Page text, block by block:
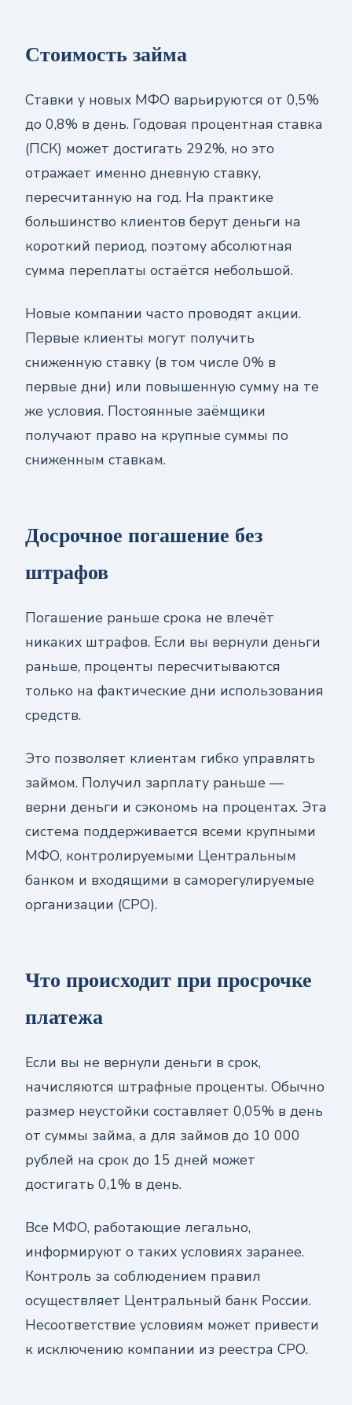
Стоимость займа
Ставки у новых МФО варьируются от 0,5%
до 0,8% в день. Годовая процентная ставка
(ПСК) может достигать 292%, но это
отражает именно дневную ставку,
пересчитанную на год. На практике
большинство клиентов берут деньги на
короткий период, поэтому абсолютная
сумма переплаты остаётся небольшой.
Новые компании часто проводят акции.
Первые клиенты могут получить
сниженную ставку (в том числе 0% в
первые дни) или повышенную сумму на те
же условия. Постоянные заёмщики
получают право на крупные суммы по
сниженным ставкам.
Досрочное погашение без
штрафов
Погашение раньше срока не влечёт
никаких штрафов. Если вы вернули деньги
раньше, проценты пересчитываются
только на фактические дни использования
средств.
Это позволяет клиентам гибко управлять
займом. Получил зарплату раньше —
верни деньги и сэкономь на процентах. Эта
система поддерживается всеми крупными
МФО, контролируемыми Центральным
банком и входящими в саморегулируемые
организации (СРО).
Что происходит при просрочке
платежа
Если вы не вернули деньги в срок,
начисляются штрафные проценты. Обычно
размер неустойки составляет 0,05% в день
от суммы займа, а для займов до 10 000
рублей на срок до 15 дней может
достигать 0,1% в день.
Все МФО, работающие легально,
информируют о таких условиях заранее.
Контроль за соблюдением правил
осуществляет Центральный банк России.
Несоответствие условиям может привести
к исключению компании из реестра СРО.